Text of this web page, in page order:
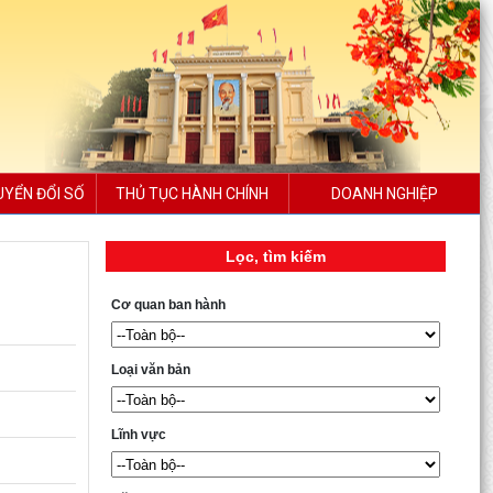
ĐỔI SỐ THỦ TỤC HÀNH CHÍNH DOANH NGHIỆP
Lọc, tìm kiếm
Cơ quan ban hành
Loại văn bản
Lĩnh vực